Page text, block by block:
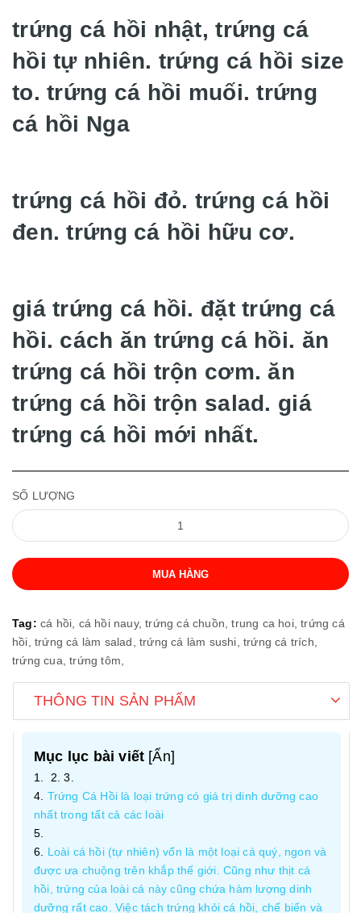
trứng cá hồi nhật, trứng cá
hồi tự nhiên. trứng cá hồi size
to. trứng cá hồi muối. trứng
cá hồi Nga
trứng cá hồi đỏ. trứng cá hồi
đen. trứng cá hồi hữu cơ.
giá trứng cá hồi. đặt trứng cá
hồi. cách ăn trứng cá hồi. ăn
trứng cá hồi trộn cơm. ăn
trứng cá hồi trộn salad. giá
trứng cá hồi mới nhất.
SỐ LƯỢNG
MUA HÀNG
Tag: cá hồi, cá hồi nauy,trứng cá chuồn,trung ca hoi,trứng cá
hồi, trứng cá làm salad, trứng cá làm sushi, trứng cá trích,
trứng cua,trứng tôm,
THÔNG TIN SẢN PHẨM
Mục lục bài viết [Ẩn]
Trứng Cá Hồi là loại trứng có giá trị dinh dưỡng cao
nhất trong tất cả các loài
Loài cá hồi (tự nhiên) vốn là một loại cá quý, ngon và
được ưa chuộng trên khắp thế giới. Cũng như thịt cá
hồi, trứng của loài cá này cũng chứa hàm lượng dinh
dưỡng rất cao. Việc tách trứng khỏi cá hồi, chế biến và